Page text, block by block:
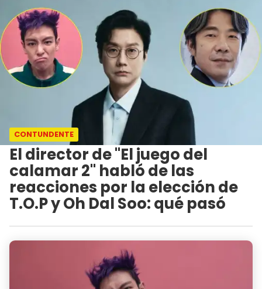
CONTUNDENTE
El director de "El juego del
calamar 2" habló de las
reacciones por la elección de
T.O.P y Oh Dal Soo: qué pasó